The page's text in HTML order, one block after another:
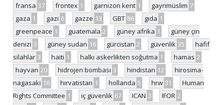
fransa 37 frontex 1 garnizon kent 1 gayrimüslim 7
gaza 1 gazi 6 gazze 13 GBT 86 gıda 1
greenpeace 1 guatemala 2 güney afrika 1
güney çin
denizi 3 güney sudan 16 gürcistan 2 güvenlik 35
hafif
silahlar 3 haiti 1 halkı askerlikten soğutma 1 hamas 2
hayvan 20 hidrojen bombası 3 hindistan 12
hirosima-
nagasaki 16 hırvatistan 1 hollanda 5 hrw 31
Human
Rights Committee 1 iç güvenlik 67 ICAN 3 IFOR 2